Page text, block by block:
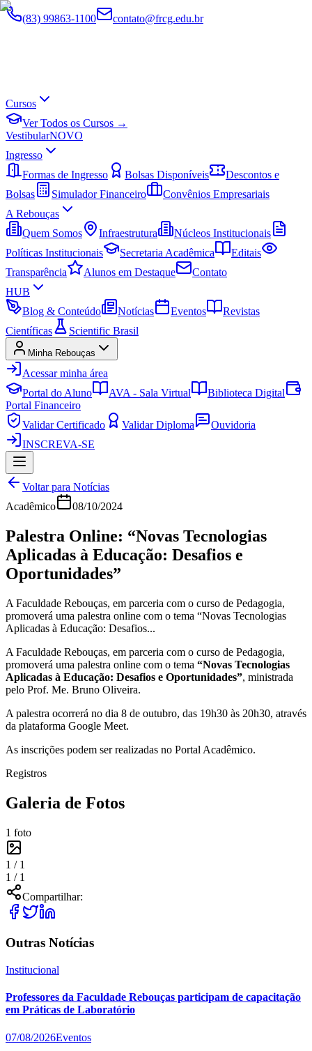
(83) 99863-1100 contato@frcg.edu.br
Cursos
Ver Todos os Cursos →
VestibularNOVO
Ingresso
Formas de Ingresso
Bolsas Disponíveis
Descontos e
Bolsas
Simulador Financeiro
Convênios Empresariais
A Rebouças
Quem Somos
Infraestrutura
Núcleos Institucionais
Políticas Institucionais
Secretaria Acadêmica
Editais
Transparência
Alunos em Destaque
Contato
HUB
Blog & Conteúdo
Notícias Eventos
Revistas
Científicas
Scientific Brasil
Minha Rebouças
Acessar minha área
Portal do Aluno
AVA - Sala Virtual
Biblioteca Digital
Portal Financeiro
Validar Certificado
Validar Diploma
Ouvidoria
INSCREVA-SE
Voltar para Notícias
Acadêmico
08/10/2024
Palestra Online: “Novas Tecnologias
Aplicadas à Educação: Desafios e
Oportunidades”
A Faculdade Rebouças, em parceria com o curso de Pedagogia,
promoverá uma palestra online com o tema “Novas Tecnologias
Aplicadas à Educação: Desafios...
A Faculdade Rebouças, em parceria com o curso de Pedagogia,
promoverá uma palestra online com o tema “Novas Tecnologias
Aplicadas à Educação: Desafios e Oportunidades”, ministrada
pelo Prof. Me. Bruno Oliveira.
A palestra ocorrerá no dia 8 de outubro, das 19h30 às 20h30, através
da plataforma Google Meet.
As inscrições podem ser realizadas no Portal Acadêmico.
Registros
Galeria de Fotos
1 foto
1 / 1
1 / 1
Compartilhar:
Outras Notícias
Institucional
Professores da Faculdade Rebouças participam de capacitação
em Práticas de Laboratório
07/08/2026Eventos